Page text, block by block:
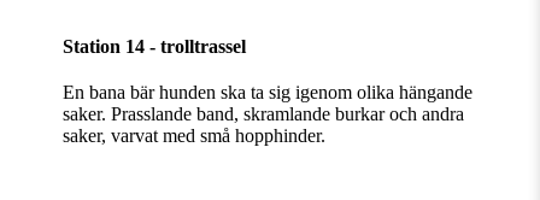
Station 14 - trolltrassel
En bana bär hunden ska ta sig igenom olika hängande
saker. Prasslande band, skramlande burkar och andra
saker, varvat med små hopphinder.